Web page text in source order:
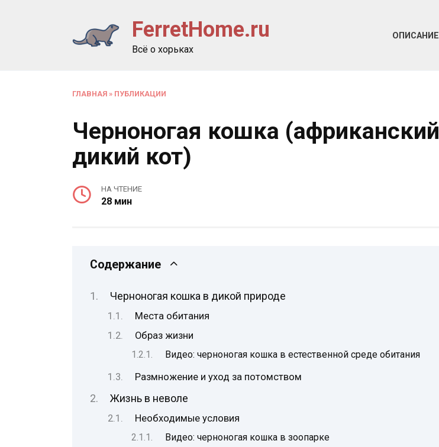
FerretHome.ru
Всё о хорьках
ОПИСАНИЕ
ГЛАВНАЯ » ПУБЛИКАЦИИ
Черноногая кошка (африканский
дикий кот)
НА ЧТЕНИЕ
28 мин
Содержание
Черноногая кошка в дикой природе
Места обитания
Образ жизни
Видео: черноногая кошка в естественной среде обитания
Размножение и уход за потомством
Жизнь в неволе
Необходимые условия
Видео: черноногая кошка в зоопарке